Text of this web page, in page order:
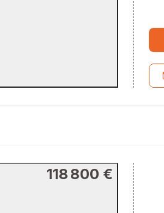
118 800 €